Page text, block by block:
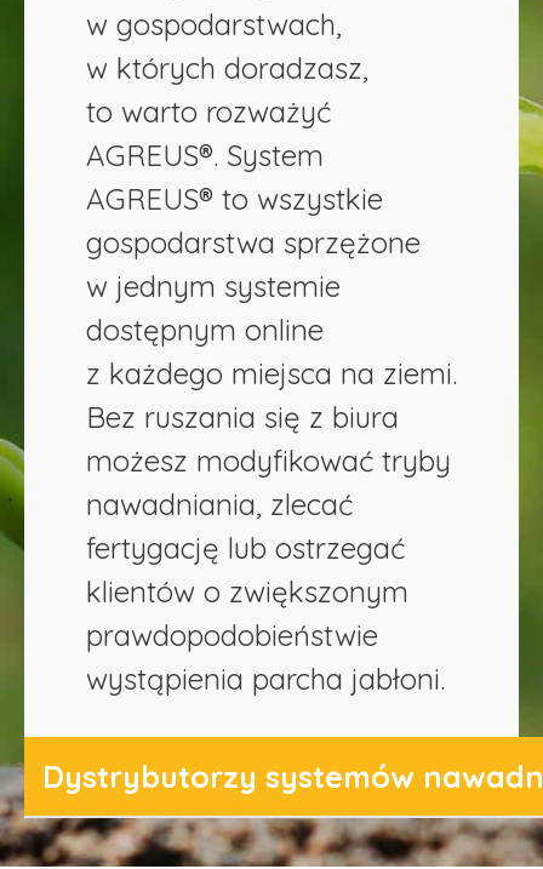
w gospodarstwach,
w których doradzasz,
to warto rozważyć
AGREUS®. System
AGREUS® to wszystkie
gospodarstwa sprzężone
w jednym systemie
dostępnym online
z każdego miejsca na ziemi.
Bez ruszania się z biura
możesz modyfikować tryby
nawadniania, zlecać
fertygację lub ostrzegać
klientów o zwiększonym
prawdopodobieństwie
wystąpienia parcha jabłoni.
Dystrybutorzy systemów